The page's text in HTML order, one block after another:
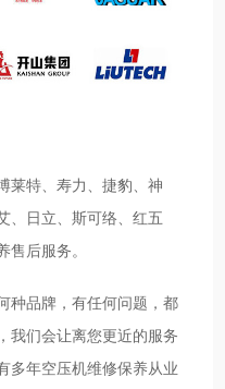
莱特、寿力、捷豹、神
、日立、斯可络、红五
售后服务。
种品牌，有任何问题，都
我们会让离您更近的服务
多年空压机维修保养从业